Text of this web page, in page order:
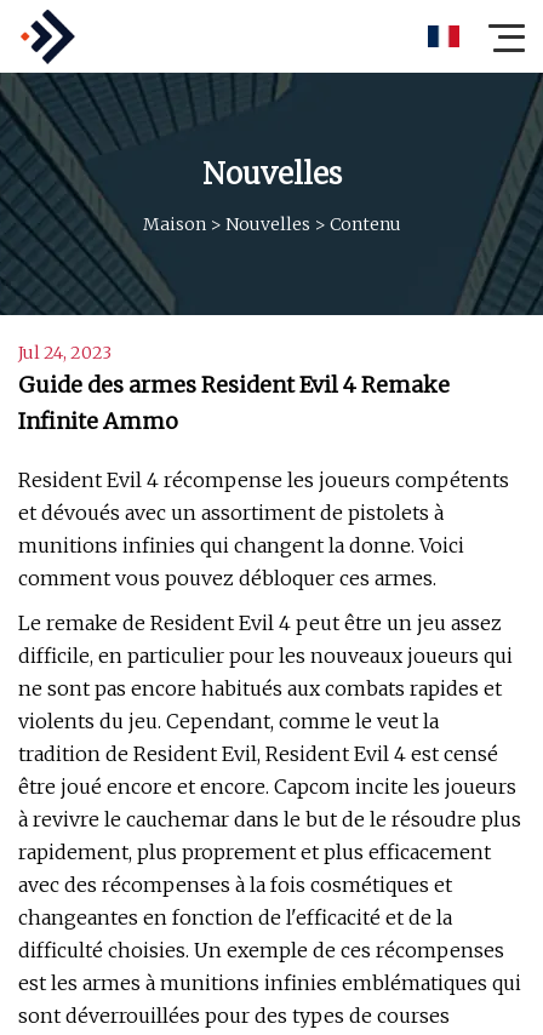
Nouvelles
Maison > Nouvelles > Contenu
Jul 24, 2023
Guide des armes Resident Evil 4 Remake
Infinite Ammo
Resident Evil 4 récompense les joueurs compétents
et dévoués avec un assortiment de pistolets à
munitions infinies qui changent la donne. Voici
comment vous pouvez débloquer ces armes.
Le remake de Resident Evil 4 peut être un jeu assez
difficile, en particulier pour les nouveaux joueurs qui
ne sont pas encore habitués aux combats rapides et
violents du jeu. Cependant, comme le veut la
tradition de Resident Evil, Resident Evil 4 est censé
être joué encore et encore. Capcom incite les joueurs
à revivre le cauchemar dans le but de le résoudre plus
rapidement, plus proprement et plus efficacement
avec des récompenses à la fois cosmétiques et
changeantes en fonction de l'efficacité et de la
difficulté choisies. Un exemple de ces récompenses
est les armes à munitions infinies emblématiques qui
sont déverrouillées pour des types de courses